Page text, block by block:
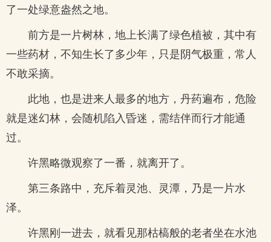
了一处绿意盎然之地。
前方是一片树林，地上长满了绿色植被，其中有
一些药材，不知生长了多少年，只是阴气极重，常人
不敢采摘。
此地，也是进来人最多的地方，丹药遍布，危险
就是迷幻林，会随机陷入昏迷，需结伴而行才能通
过。
许黑略微观察了一番，就离开了。
第三条路中，充斥着灵池、灵潭，乃是一片水
泽。
许黑刚一进去，就看见那枯槁般的老者坐在水池